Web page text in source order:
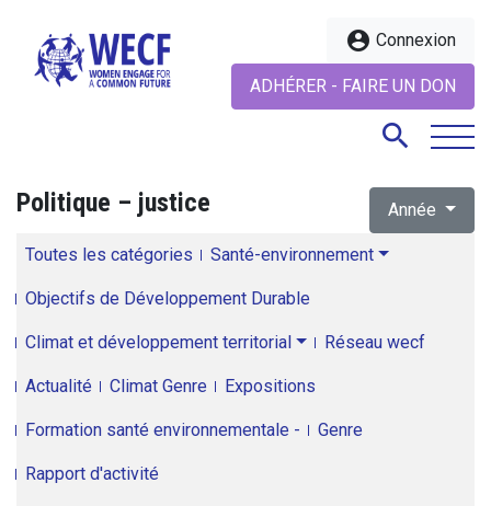
account_circle Connexion
ADHÉRER - FAIRE UN DON
search
Politique – justice Année
Toutes les catégories Santé-environnement
Objectifs de Développement Durable
Climat et développement territorial Réseau wecf
Actualité Climat Genre Expositions
Formation santé environnementale - Genre
Rapport d'activité